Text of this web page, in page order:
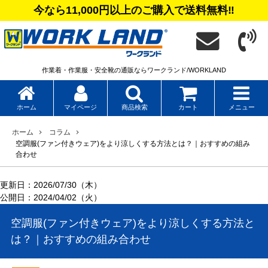
今なら11,000円以上のご購入で送料無料‼
作業着・作業服・安全靴の通販ならワークランド/WORKLAND
ホーム マイページ 商品検索 カート メニュー
ホーム
コラム
空調服(ファン付きウェア)をより涼しくする方法とは？｜おすすめの組み
合わせ
更新日：2026/07/30（木）
公開日：2024/04/02（火）
空調服(ファン付きウェア)をより涼しくする方法と
は？｜おすすめの組み合わせ